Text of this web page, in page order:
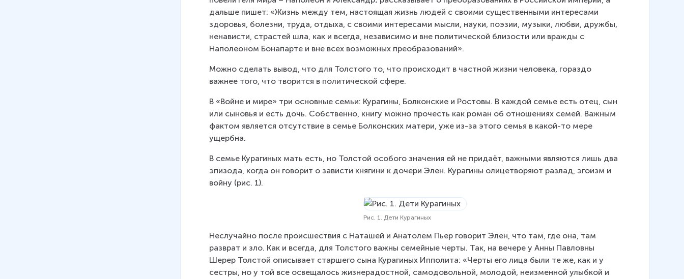
дальше пишет: «Жизнь между тем, настоящая жизнь людей с своими существенными интересами
здоровья, болезни, труда, отдыха, с своими интересами мысли, науки, поэзии, музыки, любви, дружбы,
ненависти, страстей шла, как и всегда, независимо и вне политической близости или вражды с
Наполеоном Бонапарте и вне всех возможных преобразований».
Можно сделать вывод, что для Толстого то, что происходит в частной жизни человека, гораздо
важнее того, что творится в политической сфере.
В «Войне и мире» три основные семьи: Курагины, Болконские и Ростовы. В каждой семье есть отец, сын
или сыновья и есть дочь. Собственно, книгу можно прочесть как роман об отношениях семей. Важным
фактом является отсутствие в семье Болконских матери, уже из-за этого семья в какой-то мере
ущербна.
В семье Курагиных мать есть, но Толстой особого значения ей не придаёт, важными являются лишь два
эпизода, когда он говорит о зависти княгини к дочери Элен. Курагины олицетворяют разлад, эгоизм и
войну (рис. 1).
Рис. 1. Дети Курагиных
Неслучайно после происшествия с Наташей и Анатолем Пьер говорит Элен, что там, где она, там
разврат и зло. Как и всегда, для Толстого важны семейные черты. Так, на вечере у Анны Павловны
Шерер Толстой описывает старшего сына Курагиных Ипполита: «Черты его лица были те же, как и у
сестры, но у той все освещалось жизнерадостной, самодовольной, молодой, неизменной улыбкой и